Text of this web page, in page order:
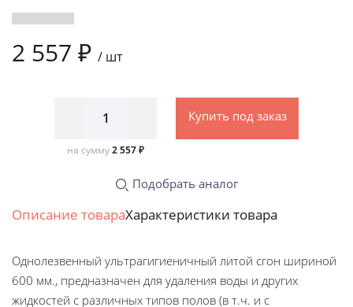
2 557 ₽ / шт
на сумму2 557 ₽
Купить под заказ
Подобрать аналог
Описание товараХарактеристики товара
Однолезвенный ультрагигиеничный литой сгон шириной
600 мм., предназначен для удаления воды и других
жидкостей с различных типов полов (в т.ч. и с